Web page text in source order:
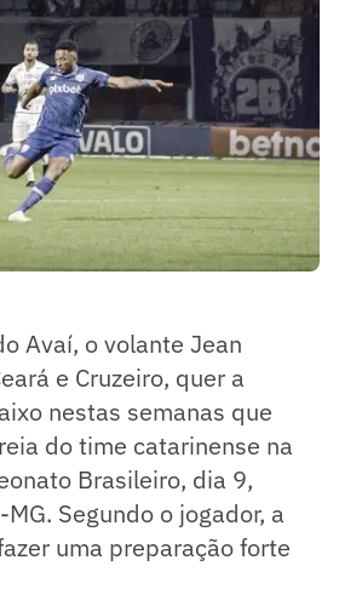
Avaí, o volante Jean
e Cruzeiro, quer a
nestas semanas que
do time catarinense na
Brasileiro, dia 9,
Segundo o jogador, a
uma preparação forte